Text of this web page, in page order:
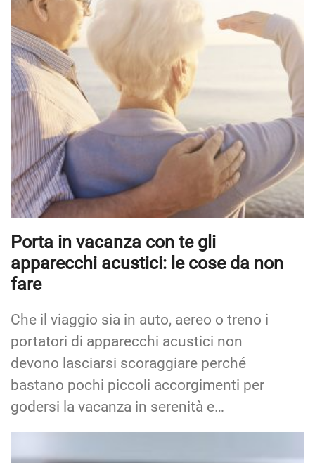
Porta in vacanza con te gli
apparecchi acustici: le cose da non
fare
Che il viaggio sia in auto, aereo o treno i
portatori di apparecchi acustici non
devono lasciarsi scoraggiare perché
bastano pochi piccoli accorgimenti per
godersi la vacanza in serenità e…